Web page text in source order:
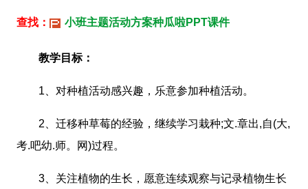
查找： 小班主题活动方案种瓜啦PPT课件
教学目标：
1、对种植活动感兴趣，乐意参加种植活动。
2、迁移种草莓的经验，继续学习栽种;文.章出,自(大,
考.吧幼.师。网)过程。
3、关注植物的生长，愿意连续观察与记录植物生长